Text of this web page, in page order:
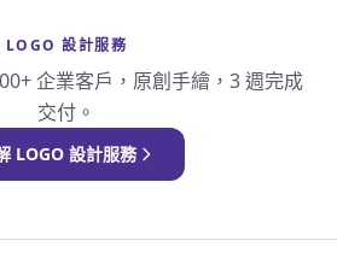
LOGO 設計服務
企業客戶，原創手繪，3 週完成
交付。
LOGO 設計服務